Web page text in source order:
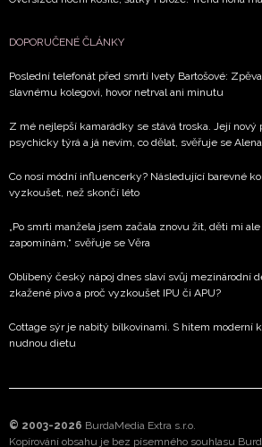
DOPORUČENÉ ČLÁNKY
Poslední telefonát před smrtí Ivety Bartošové:
slavnému kolegovi, hovor netrval ani minutu
Z mé nejlepší kamarádky se stává troska. Její nový
psychicky týrá a já nevím, co dělat, svěřuje se Alena
Co nosí módní influencerky? Následující barevné
vyzkoušet, než skončí léto
„Po smrti manžela jsem začala znovu žít, děti mi
zapomínám,“ svěřuje se Věra
Oblíbený český nápoj dnes slaví svůj mezinárodní
zkažené pivo a proč vyzkoušet IPU či APU?
Cottage sýr je nabitý bílkovinami. S hitem moderní
nudnou dietu
© 2003-2026 BurdaMedia Extra s.r.o.
Kopírování obsahu je bez písemného souhlasu